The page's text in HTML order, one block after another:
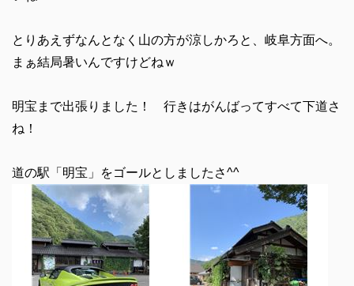
とりあえずなんとなく山の方が涼しかろと、岐阜方面へ。
まぁ結局暑いんですけどねｗ
明宝まで出張りました！ 行きはがんばってすべて下道さ
ね！
道の駅「明宝」をゴールとしましたさ^^